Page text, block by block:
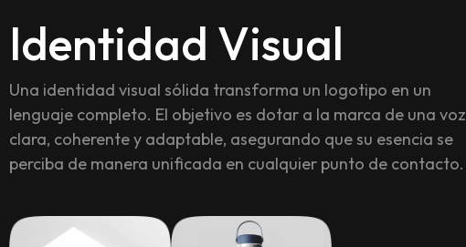
Identidad Visual
Una identidad visual sólida transforma un logotipo en un
lenguaje completo. El objetivo es dotar a la marca de una voz
clara, coherente y adaptable, asegurando que su esencia se
perciba de manera unificada en cualquier punto de contacto.